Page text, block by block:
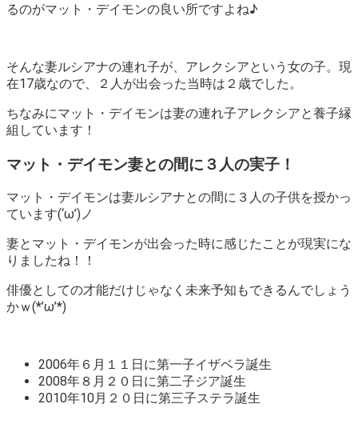
るのがマット・デイモンの良い所ですよね♪
そんな妻ルシアナの連れ子が、アレクシアという女の子。現
在17歳なので、２人が出会った当時は２歳でした。
ちなみにマット・デイモンは妻の連れ子アレクシアと養子縁
組しています！
マット・デイモン妻との間に３人の実子！
マット・デイモンは妻ルシアナとの間に３人の子供を授かっ
ています(‘ω’)ノ
妻とマット・デイモンが出会った時に感じたことが現実にな
りましたね！！
俳優としての才能だけじゃなく 未来予知 もできるんでしょう
かｗ(*’ω’*)
2006年６月１１日に第一子イザベラ誕生
2008年８月２０日に第二子ジア誕生
2010年10月２０日に第三子ステラ誕生